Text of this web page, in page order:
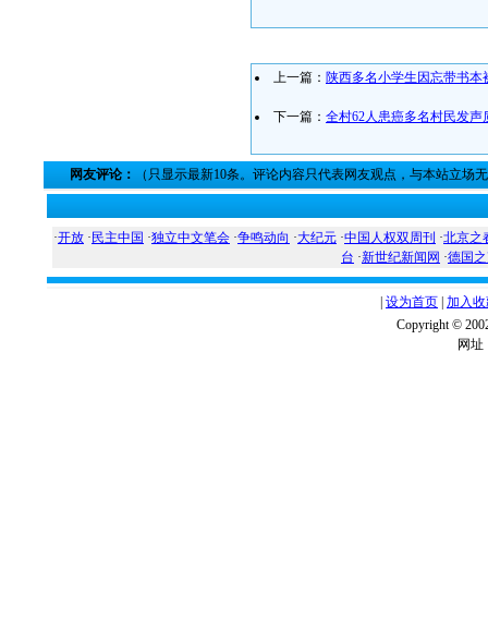
上一篇： 陕西多名小学生因忘带书本
下一篇： 全村62人患癌多名村民发声
网友评论： （只显示最新10条。评论内容只代表网友观点，与本站立场
·开放 · 民主中国 ·独立中文笔会 ·争鸣动向 ·大纪元 ·中国人权双周刊 ·北京之
台 ·新世纪新闻网 ·德国
设为首页 加入
Copyright ©
网址